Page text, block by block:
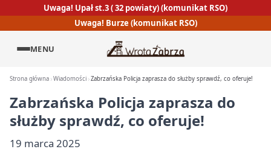
Uwaga! Upał st.3 ( 32 powiaty) (komunikat RSO)
Uwaga! Burze (komunikat RSO)
MENU
Strona główna Wiadomości Zabrzańska Policja zaprasza do służby sprawdź, co oferuje!
Zabrzańska Policja zaprasza do
służby sprawdź, co oferuje!
19 marca 2025